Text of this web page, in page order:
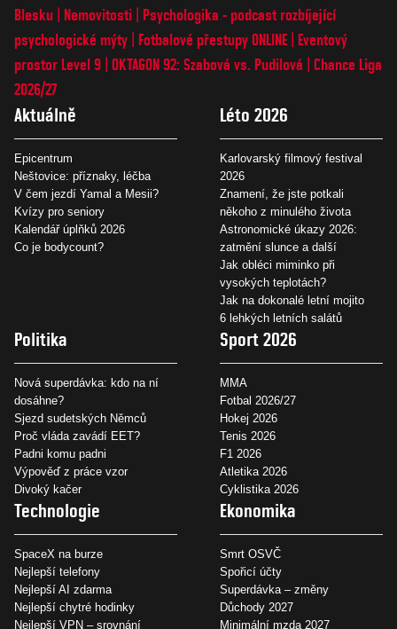
Blesku
Nemovitosti
Psychologika - podcast rozbíjející
psychologické mýty
Fotbalové přestupy ONLINE
Eventový
prostor Level 9 OKTAGON 92: Szabová vs. Pudilová
Chance Liga
2026/27
Aktuálně
Epicentrum
Neštovice: příznaky, léčba
V čem jezdí Yamal a Mesii?
Kvízy pro seniory
Kalendář úplňků 2026
Co je bodycount?
Léto 2026
Karlovarský filmový festival
2026
Znamení, že jste potkali
někoho z minulého života
Astronomické úkazy 2026:
zatmění slunce a další
Jak obléci miminko při
vysokých teplotách?
Jak na dokonalé letní mojito
6 lehkých letních salátů
Politika
Nová superdávka: kdo na ní
dosáhne?
Sjezd sudetských Němců
Proč vláda zavádí EET?
Padni komu padni
Výpověď z práce vzor
Divoký kačer
Sport 2026
MMA
Fotbal 2026/27
Hokej 2026
Tenis 2026
F1 2026
Atletika 2026
Cyklistika 2026
Technologie
SpaceX na burze
Nejlepší telefony
Nejlepší AI zdarma
Nejlepší chytré hodinky
Nejlepší VPN – srovnání
Ekonomika
Smrt OSVČ
Spořicí účty
Superdávka – změny
Důchody 2027
Minimální mzda 2027